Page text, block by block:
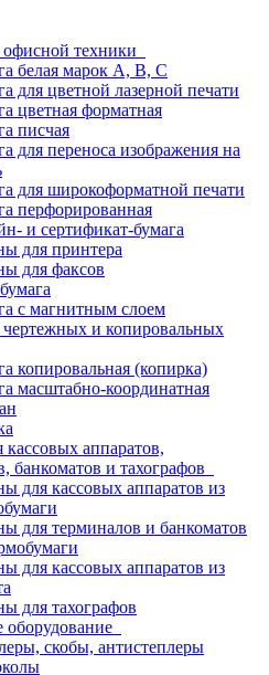
офисной техники
белая марок А, В, С
для цветной лазерной печати
цветная форматная
писчая
для переноса изображения на
для широкоформатной печати
перфорированная
и сертификат-бумага
для принтера
для факсов
с магнитным слоем
чертежных и копировальных
копировальная (копирка)
масштабно-координатная
аппаратов,
банкоматов и тахографов
для кассовых аппаратов из
для терминалов и банкоматов
для кассовых аппаратов из
для тахографов
оборудование
скобы, антистеплеры